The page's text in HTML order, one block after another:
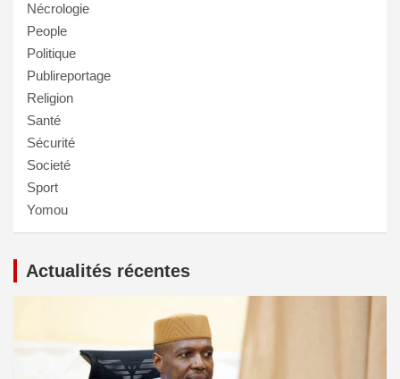
Nécrologie
People
Politique
Publireportage
Religion
Santé
Sécurité
Societé
Sport
Yomou
Actualités récentes